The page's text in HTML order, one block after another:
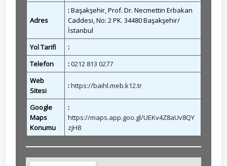
Adres
:Başakşehir, Prof. Dr. Necmettin Erbakan
Caddesi, No: 2 PK. 34480 Başakşehir/
İstanbul
Yol Tarifi
:
Telefon
:0212 813 0277
Web
Sitesi
:https://baihl.meb.k12.tr
Google
Maps
Konumu
:
https://maps.app.goo.gl/UEKv4Z8aUv8QY
zjH8